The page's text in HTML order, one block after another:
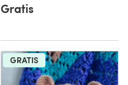
Gratis
GRATIS